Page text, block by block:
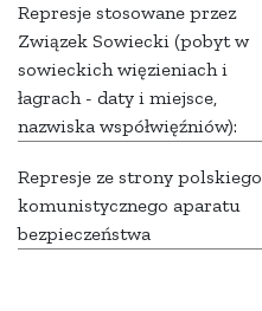
Represje stosowane przez
Związek Sowiecki (pobyt w
sowieckich więzieniach i
łagrach - daty i miejsce,
nazwiska współwięźniów):
Represje ze strony polskiego
komunistycznego aparatu
bezpieczeństwa